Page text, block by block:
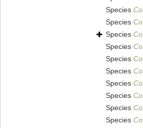
Species
Species
Species
Species
Species
Species
Species
Species
Species
Species